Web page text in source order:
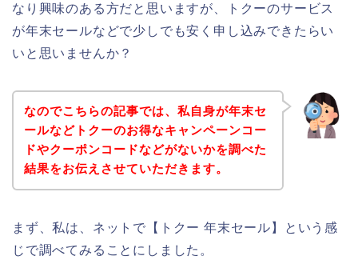
なり興味のある方だと思いますが、トクーのサービス
が年末セールなどで少しでも安く申し込みできたらい
いと思いませんか？
なのでこちらの記事では、私自身が年末セ
ールなどトクーのお得なキャンペーンコー
ドやクーポンコードなどがないかを調べた
結果をお伝えさせていただきます。
まず、私は、ネットで【トクー 年末セール】という感
じで調べてみることにしました。